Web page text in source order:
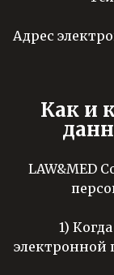
Адрес
Как и
LAW&MED
1)
электронной